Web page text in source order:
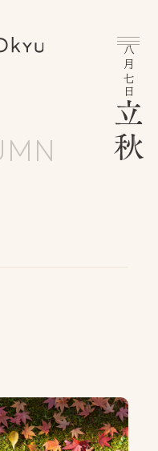
八月七日
袋